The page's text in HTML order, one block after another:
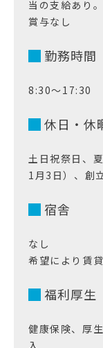
当の支給あり。
賞与なし
勤務時間
8:30～17:30
休日・休
土日祝祭日、
1月3日）、創
宿舎
なし
希望により賃
福利厚生
健康保険、厚